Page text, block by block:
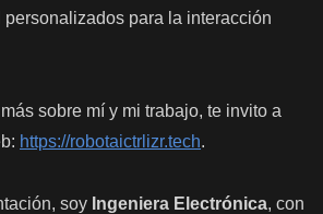
para la interacción
sobre mí y mi trabajo, te invito a
https://robotaictrlizr.tech.
soy Ingeniera Electrónica, con